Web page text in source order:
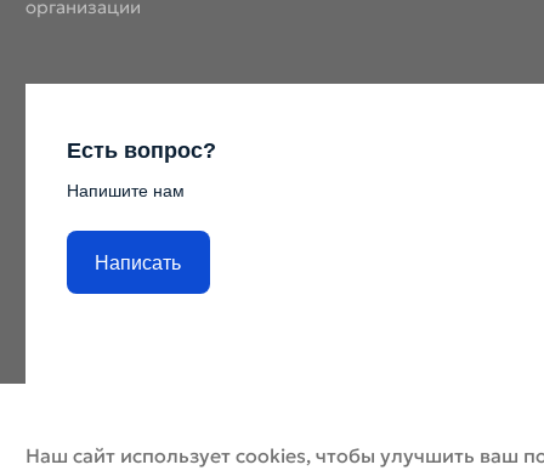
организации
Есть вопрос?
Напишите нам
Написать
© ДХШ 2024
Наш сайт использует cookies, чтобы улучшить ваш